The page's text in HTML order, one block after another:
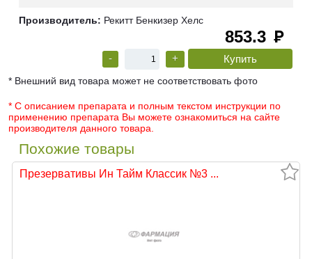
Производитель: Рекитт Бенкизер Хелс
853.3 руб
- +
* Внешний вид товара может не соответствовать фото
* С описанием препарата и полным текстом инструкции по
применению препарата Вы можете ознакомиться на сайте
производителя данного товара.
Похожие товары
Презервативы Ин Тайм Классик №3 ...